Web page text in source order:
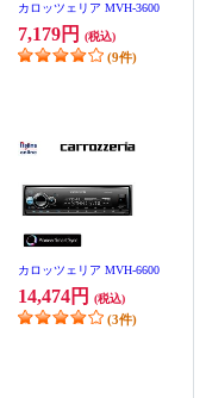
カロッツェリア MVH-3600
7,179円 (税込)
(9件)
カロッツェリア MVH-6600
14,474円 (税込)
(3件)
オ スマホランチャー【7インチ/An
droid10/メモリー16GB/Bluetooth/12
39,800円
発送目安: